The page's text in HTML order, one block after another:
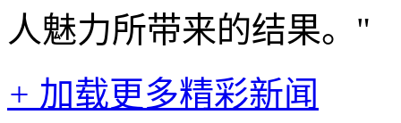
人魅力所带来的结果。"
+ 加载更多精彩新闻